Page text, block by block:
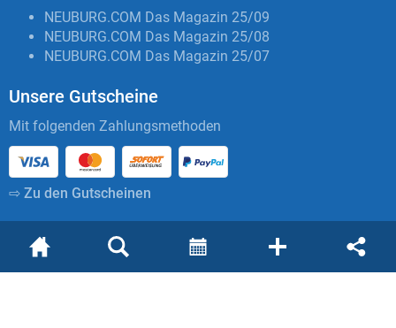
NEUBURG.COM Das Magazin 25/09
NEUBURG.COM Das Magazin 25/08
NEUBURG.COM Das Magazin 25/07
Unsere Gutscheine
Mit folgenden Zahlungsmethoden
⇨ Zu den Gutscheinen